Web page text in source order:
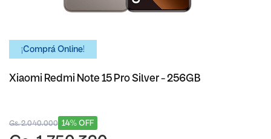
¡Comprá Online!
Xiaomi Redmi Note 15 Pro Silver - 256GB
14% OFF
Gs. 2.040.000